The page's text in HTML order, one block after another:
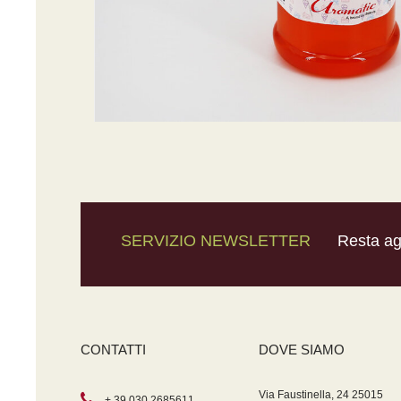
SERVIZIO NEWSLETTER Resta
CONTATTI DOVE SIAMO
Via Faustinella, 24 25015